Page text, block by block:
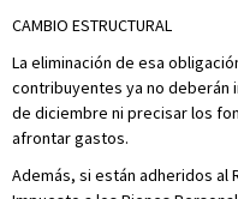
CAMBIO ESTRUCTURAL
La eliminación de esa
contribuyentes ya no deberán
de diciembre ni precisar los
afrontar gastos.
Además, si están adheridos al